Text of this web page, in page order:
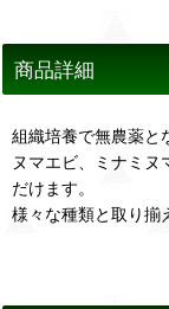
商品詳細
組織培養で無農薬と
ヌマエビ、ミナミヌ
だけます。
様々な種類と取り揃